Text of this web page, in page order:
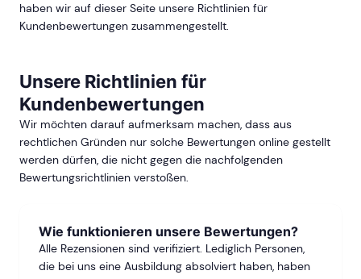
haben wir auf dieser Seite unsere Richtlinien für
Kundenbewertungen zusammengestellt.
Unsere Richtlinien für
Kundenbewertungen
Wir möchten darauf aufmerksam machen, dass aus
rechtlichen Gründen nur solche Bewertungen online gestellt
werden dürfen, die nicht gegen die nachfolgenden
Bewertungsrichtlinien verstoßen.
Wie funktionieren unsere Bewertungen?
Alle Rezensionen sind verifiziert. Lediglich Personen,
die bei uns eine Ausbildung absolviert haben, haben